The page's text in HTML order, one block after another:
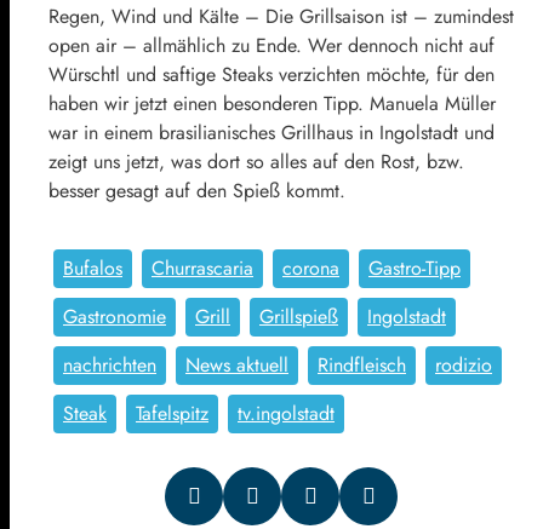
Regen, Wind und Kälte – Die Grillsaison ist – zumindest
open air – allmählich zu Ende. Wer dennoch nicht auf
Würschtl und saftige Steaks verzichten möchte, für den
haben wir jetzt einen besonderen Tipp. Manuela Müller
war in einem brasilianisches Grillhaus in Ingolstadt und
zeigt uns jetzt, was dort so alles auf den Rost, bzw.
besser gesagt auf den Spieß kommt.
Bufalos Churrascaria corona
Gastro-Tipp
Gastronomie
Grill Grillspieß
Ingolstadt
nachrichten
News aktuell Rindfleisch
rodizio
Steak
Tafelspitz tv.ingolstadt